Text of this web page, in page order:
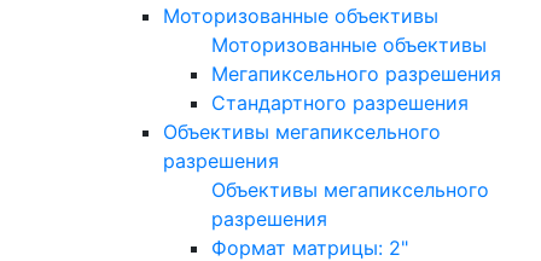
Моторизованные объективы
Моторизованные объективы
Мегапиксельного разрешения
Стандартного разрешения
Объективы мегапиксельного
разрешения
Объективы мегапиксельного
разрешения
Формат матрицы: 2"